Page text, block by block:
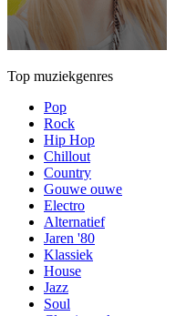
Top muziekgenres
Pop
Rock
Hip Hop
Chillout
Country
Gouwe ouwe
Electro
Alternatief
Jaren '80
Klassiek
House
Jazz
Soul